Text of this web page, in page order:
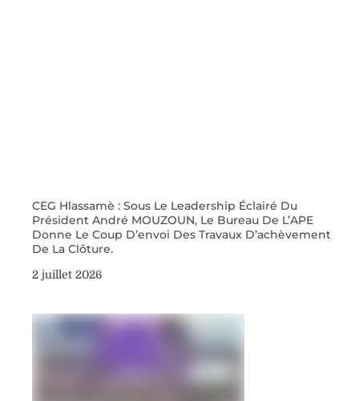
CEG Hlassamè : Sous Le Leadership Éclairé Du
Président André MOUZOUN, Le Bureau De L’APE
Donne Le Coup D’envoi Des Travaux D’achèvement
De La Clôture.
2 juillet 2026